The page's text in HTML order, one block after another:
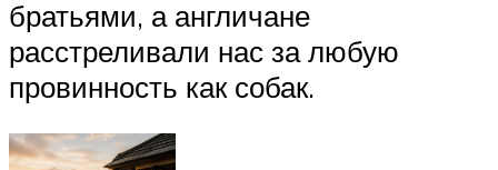
братьями, а англичане
расстреливали нас за любую
провинность как собак.